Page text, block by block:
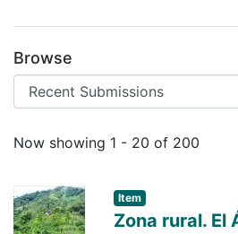
Browse
Recent Submissions
Now showing 1 - 20 of 200
Item
Zona rural. El